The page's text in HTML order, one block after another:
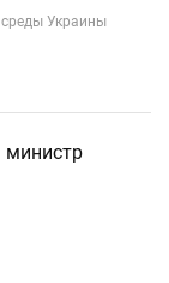
Украины
министр